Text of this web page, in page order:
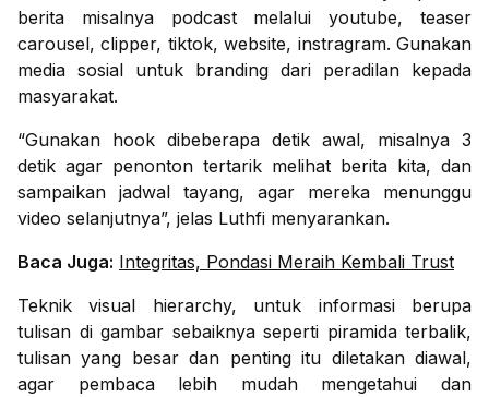
berita misalnya podcast melalui youtube, teaser
carousel, clipper, tiktok, website, instragram. Gunakan
media sosial untuk branding dari peradilan kepada
masyarakat.
“Gunakan hook dibeberapa detik awal, misalnya 3
detik agar penonton tertarik melihat berita kita, dan
sampaikan jadwal tayang, agar mereka menunggu
video selanjutnya”, jelas Luthfi menyarankan.
Baca Juga: Integritas, Pondasi Meraih Kembali Trust
Teknik visual hierarchy, untuk informasi berupa
tulisan di gambar sebaiknya seperti piramida terbalik,
tulisan yang besar dan penting itu diletakan diawal,
agar pembaca lebih mudah mengetahui dan